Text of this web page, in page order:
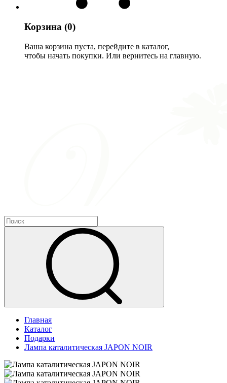
Корзина (0)
Ваша корзина пуста, перейдите в каталог,
чтобы начать покупки. Или вернитесь на главную.
Главная
Каталог
Подарки
Лампа каталитическая JAPON NOIR